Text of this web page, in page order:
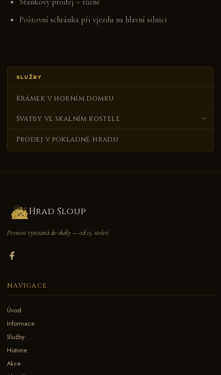
Poštovní schránka při vjezdu na hlavní silnici
SLUŽBY
Krámek v horním domku
Svatby ve skalním kostele
Podmínky konání svateb a průběh obřadu
Prodej v pokladně hradu
Hrad Sloup
Pevnost vytesaná do skály — od 13. století
NAVIGACE
Úvod
Informace
Služby
Historie
Akce